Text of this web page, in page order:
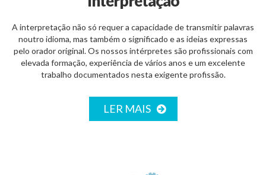
A interpretação não só requer a capacidade de transmitir palavras
noutro idioma, mas também o significado e as ideias expressas
pelo orador original. Os nossos intérpretes são profissionais com
elevada formação, experiência de vários anos e um excelente
trabalho documentados nesta exigente profissão.
LER MAIS